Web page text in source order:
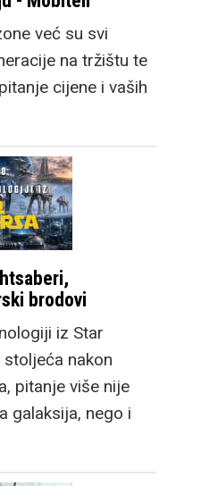
već su svi
na tržištu te
cijene i vaših
brodovi
iz Star
nakon
pitanje više nije
galaksija, nego i